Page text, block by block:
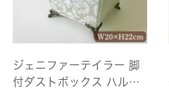
ジェニファーテイラー 脚
付ダストボックス ハルノ